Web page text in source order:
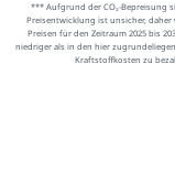
*** Aufgrund der CO₂-Bepreisung
Preisentwicklung ist unsicher, daher
Preisen für den Zeitraum 2025 bis
niedriger als in den hier
Kraftstoffkosten zu